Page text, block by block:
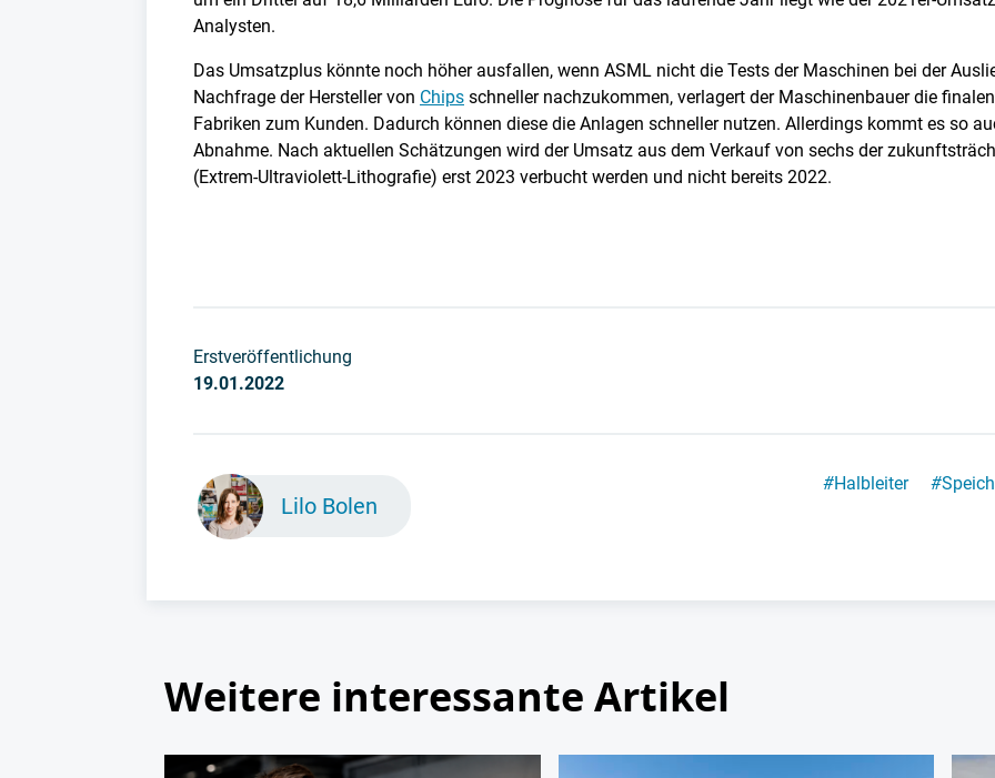
Analysten.
Das Umsatzplus könnte noch höher ausfallen, wenn ASML nicht die Tests der Maschinen bei der
Nachfrage der Hersteller von Chips schneller nachzukommen, verlagert der Maschinenbauer die
Fabriken zum Kunden. Dadurch können diese die Anlagen schneller nutzen. Allerdings kommt es so
Abnahme. Nach aktuellen Schätzungen wird der Umsatz aus dem Verkauf von sechs der
(Extrem-Ultraviolett-Lithografie) erst 2023 verbucht werden und nicht bereits 2022.
Erstveröffentlichung
19.01.2022
Lilo Bolen
#Halbleiter #
Weitere interessante Artikel